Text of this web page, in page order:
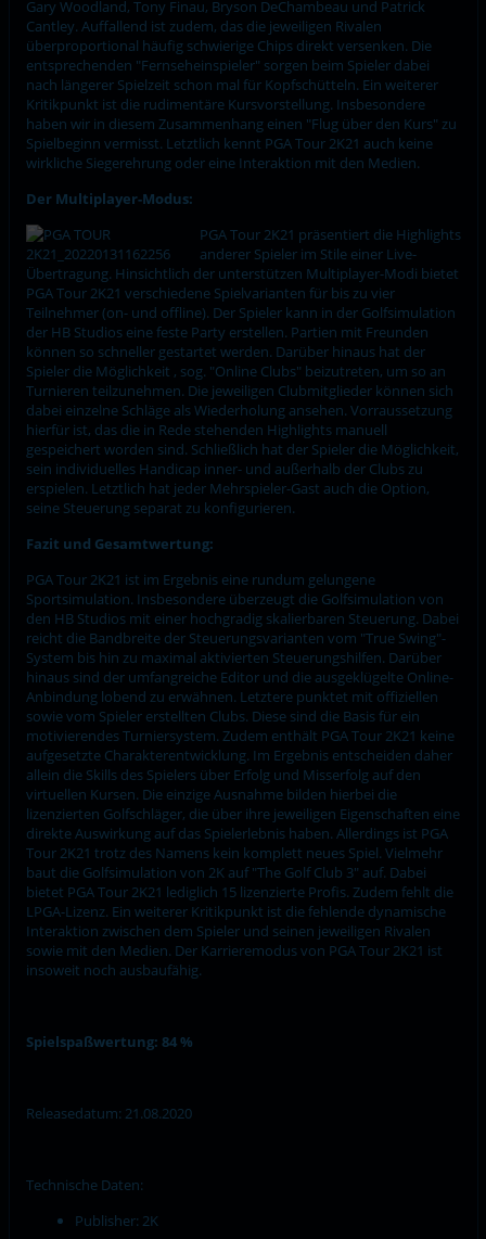
Gary Woodland, Tony Finau, Bryson DeChambeau und Patrick
Cantley. Auffallend ist zudem, das die jeweiligen Rivalen
überproportional häufig schwierige Chips direkt versenken. Die
entsprechenden "Fernseheinspieler" sorgen beim Spieler dabei
nach längerer Spielzeit schon mal für Kopfschütteln. Ein weiterer
Kritikpunkt ist die rudimentäre Kursvorstellung. Insbesondere
haben wir in diesem Zusammenhang einen "Flug über den Kurs" zu
Spielbeginn vermisst. Letztlich kennt PGA Tour 2K21 auch keine
wirkliche Siegerehrung oder eine Interaktion mit den Medien.
Der Multiplayer-Modus:
PGA Tour 2K21 präsentiert die Highlights
anderer Spieler im Stile einer Live-
Übertragung. Hinsichtlich der unterstützen Multiplayer-Modi bietet
PGA Tour 2K21 verschiedene Spielvarianten für bis zu vier
Teilnehmer (on- und offline). Der Spieler kann in der Golfsimulation
der HB Studios eine feste Party erstellen. Partien mit Freunden
können so schneller gestartet werden. Darüber hinaus hat der
Spieler die Möglichkeit , sog. "Online Clubs" beizutreten, um so an
Turnieren teilzunehmen. Die jeweiligen Clubmitglieder können sich
dabei einzelne Schläge als Wiederholung ansehen. Vorraussetzung
hierfür ist, das die in Rede stehenden Highlights manuell
gespeichert worden sind. Schließlich hat der Spieler die Möglichkeit,
sein individuelles Handicap inner- und außerhalb der Clubs zu
erspielen. Letztlich hat jeder Mehrspieler-Gast auch die Option,
seine Steuerung separat zu konfigurieren.
Fazit und Gesamtwertung:
PGA Tour 2K21 ist im Ergebnis eine rundum gelungene
Sportsimulation. Insbesondere überzeugt die Golfsimulation von
den HB Studios mit einer hochgradig skalierbaren Steuerung. Dabei
reicht die Bandbreite der Steuerungsvarianten vom "True Swing"-
System bis hin zu maximal aktivierten Steuerungshilfen. Darüber
hinaus sind der umfangreiche Editor und die ausgeklügelte Online-
Anbindung lobend zu erwähnen. Letztere punktet mit offiziellen
sowie vom Spieler erstellten Clubs. Diese sind die Basis für ein
motivierendes Turniersystem. Zudem enthält PGA Tour 2K21 keine
aufgesetzte Charakterentwicklung. Im Ergebnis entscheiden daher
allein die Skills des Spielers über Erfolg und Misserfolg auf den
virtuellen Kursen. Die einzige Ausnahme bilden hierbei die
lizenzierten Golfschläger, die über ihre jeweiligen Eigenschaften eine
direkte Auswirkung auf das Spielerlebnis haben. Allerdings ist PGA
Tour 2K21 trotz des Namens kein komplett neues Spiel. Vielmehr
baut die Golfsimulation von 2K auf "The Golf Club 3" auf. Dabei
bietet PGA Tour 2K21 lediglich 15 lizenzierte Profis. Zudem fehlt die
LPGA-Lizenz. Ein weiterer Kritikpunkt ist die fehlende dynamische
Interaktion zwischen dem Spieler und seinen jeweiligen Rivalen
sowie mit den Medien. Der Karrieremodus von PGA Tour 2K21 ist
insoweit noch ausbaufähig.
Spielspaßwertung: 84 %
Releasedatum: 21.08.2020
Technische Daten:
Publisher: 2K